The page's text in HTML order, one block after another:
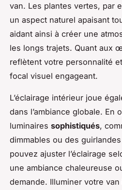
van. Les plantes vertes, par
un aspect naturel apaisant
aidant ainsi à créer une
les longs trajets. Quant aux
reflètent votre personnalité
focal visuel engageant.
L’éclairage intérieur joue
dans l’ambiance globale. En
luminaires sophistiqués,
dimmables ou des
pouvez ajuster l’éclairage
une ambiance chaleureuse
demande. Illuminer votre